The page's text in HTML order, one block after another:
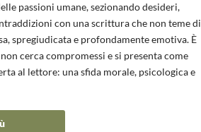
passioni umane, sezionando desideri,
con una scrittura che non teme di
spregiudicata e profondamente emotiva. È
cerca compromessi e si presenta come
al lettore: una sfida morale, psicologica e